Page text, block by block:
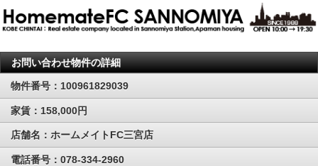
お問い合わせ物件の詳細
物件番号：100961829039
家賃：158,000円
店舗名：ホームメイトFC三宮店
電話番号：078-334-2960